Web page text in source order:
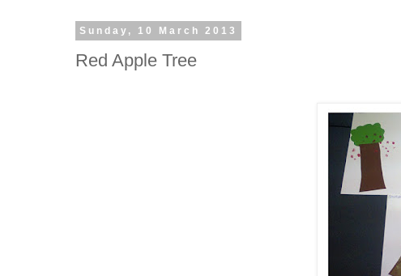
Sunday, 10 March 2013
Red Apple Tree